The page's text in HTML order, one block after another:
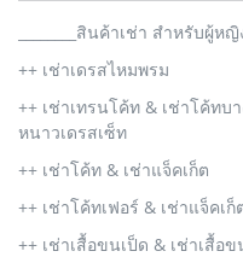
________สินค้าเช่า สำหรับผู้หญิง
++ เช่าเดรสไหมพรม
++ เช่าเทรนโค้ท & เช่าโค้ทบ
หนาวเดรสเซ็ท
++ เช่าโค้ท & เช่าแจ็คเก็ต
++ เช่าโค้ทเฟอร์ & เช่าแจ็คเก็
++ เช่าเสื้อขนเป็ด & เช่าเสื้อ